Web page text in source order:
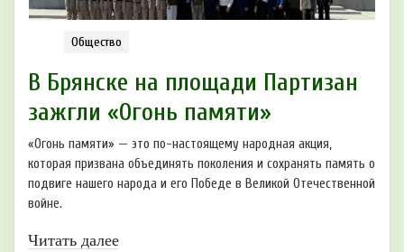
Общество
В Брянске на площади Партизан
зажгли «Огонь памяти»
«Огонь памяти» — это по-настоящему народная акция,
которая призвана объединять поколения и сохранять память о
подвиге нашего народа и его Победе в Великой Отечественной
войне.
Читать далее